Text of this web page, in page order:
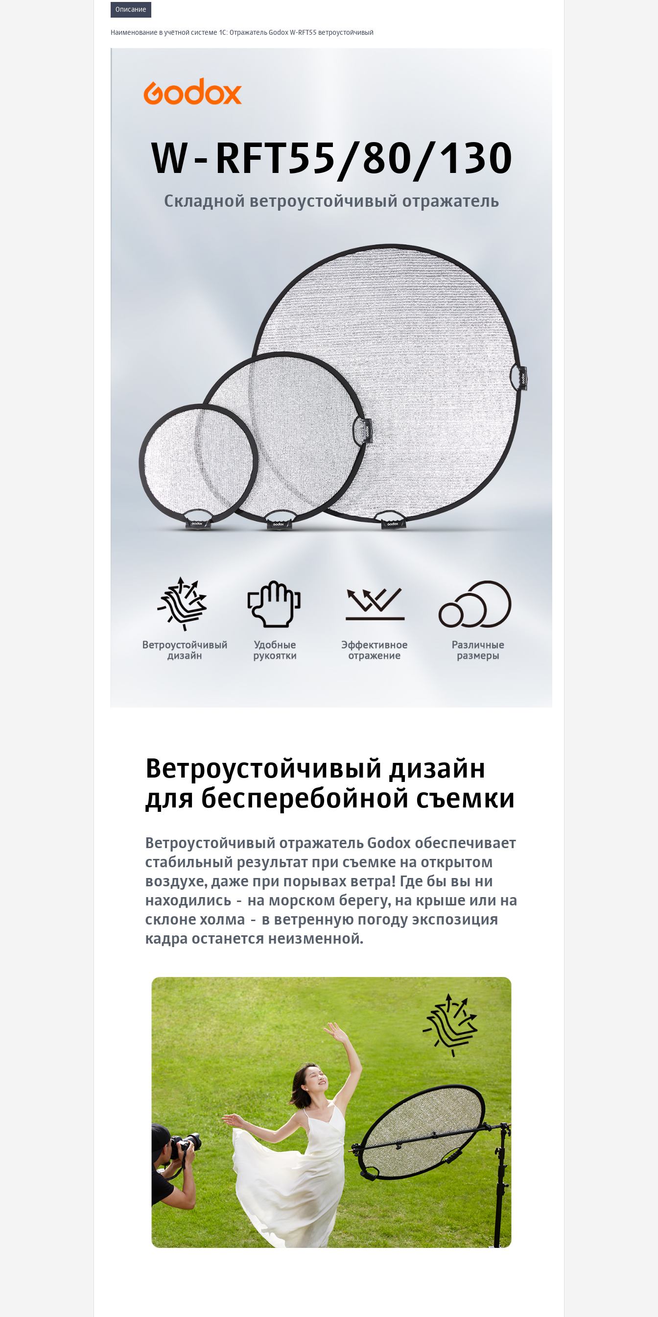
Описание
Наименование в учётной системе 1С: Отражатель Godox W-RFT55 ветроустойчивый
W-RFT55/80/130
Складной ветроустойчивый отражатель
Ветроустойчивый дизайн
для бесперебойной съемки
Ветроустойчивый отражатель Godox обеспечивает
стабильный результат при съемке на открытом
воздухе, даже при порывах ветра! Где бы вы ни
находились - на морском берегу, на крыше или на
склоне холма - в ветренную погоду экспозиция
кадра останется неизменной.